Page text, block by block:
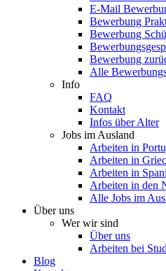
E-Mail
Bewerbung
Bewerbung
Bewerbung
Alle
Info
FAQ
Kontakt
Infos über Alter
Jobs im Ausland
Arbeiten in
Arbeiten in
Arbeiten in
Arbeiten in den
Alle Jobs im
Über uns
Wer wir sind
Über uns
Arbeiten bei
Blog